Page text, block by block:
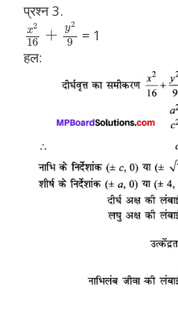
प्रश्न 3.
x2
16 + y2
9
= 1
हल: